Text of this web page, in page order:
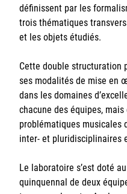
Ircam
CNRS
Sorbonne Université
Actualités
Équipes
définissent par les
trois thématiques
et les objets étudiés.
Cette double structuration
ses modalités de mise en
dans les domaines
chacune des équipes,
problématiques musicales
inter- et pluridisciplinaires
Le laboratoire s’est doté
quinquennal de deux